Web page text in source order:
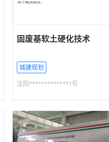
固废基软土硬化技术
城建规划
沈阳*************1号